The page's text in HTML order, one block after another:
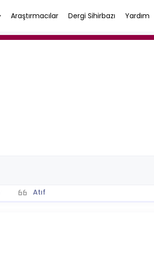
Araştırmacılar Dergi Sihirbazı Yardım
Atıf